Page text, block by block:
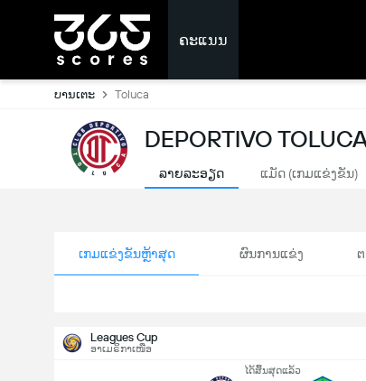
ຄະແນນ
ບານເຕະ Toluca
DEPORTIVO
ລາຍລະອຽດ ແມັດ (ເກມແຂ່ງຂັນ)
ເກມແຂ່ງຂັນຫຼ້າສຸດ ຜົນການແຂ່ງ
Leagues Cup
ອາເມຣິກາເໜືອ
ໄດ້ສິ້ນສຸດແລ້ວ